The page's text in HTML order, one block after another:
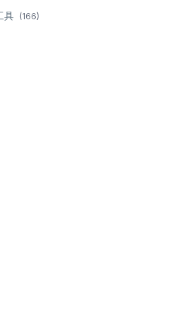
具 (166)